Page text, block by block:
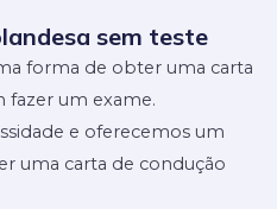
sem teste
forma de obter uma carta
fazer um exame.
e oferecemos um
uma carta de condução